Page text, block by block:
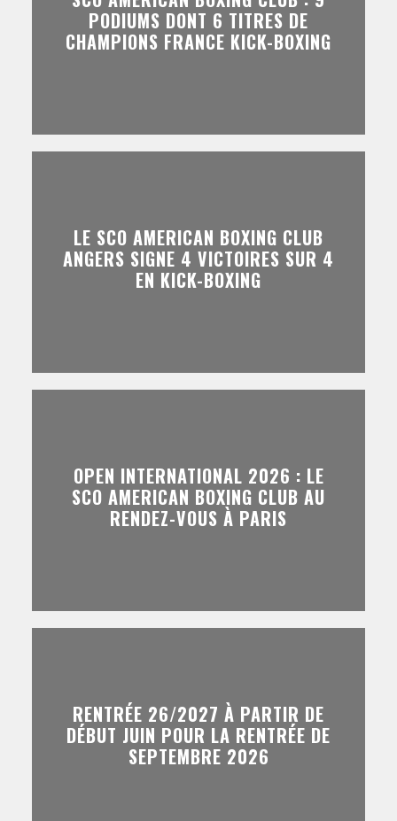
PODIUMS DONT 6 TITRES DE
CHAMPIONS FRANCE KICK-BOXING
LE SCO AMERICAN BOXING CLUB
ANGERS SIGNE 4 VICTOIRES SUR 4
EN KICK-BOXING
OPEN INTERNATIONAL 2026 : LE
SCO AMERICAN BOXING CLUB AU
RENDEZ-VOUS À PARIS
RENTRÉE 26/2027 À PARTIR DE
DÉBUT JUIN POUR LA RENTRÉE DE
SEPTEMBRE 2026